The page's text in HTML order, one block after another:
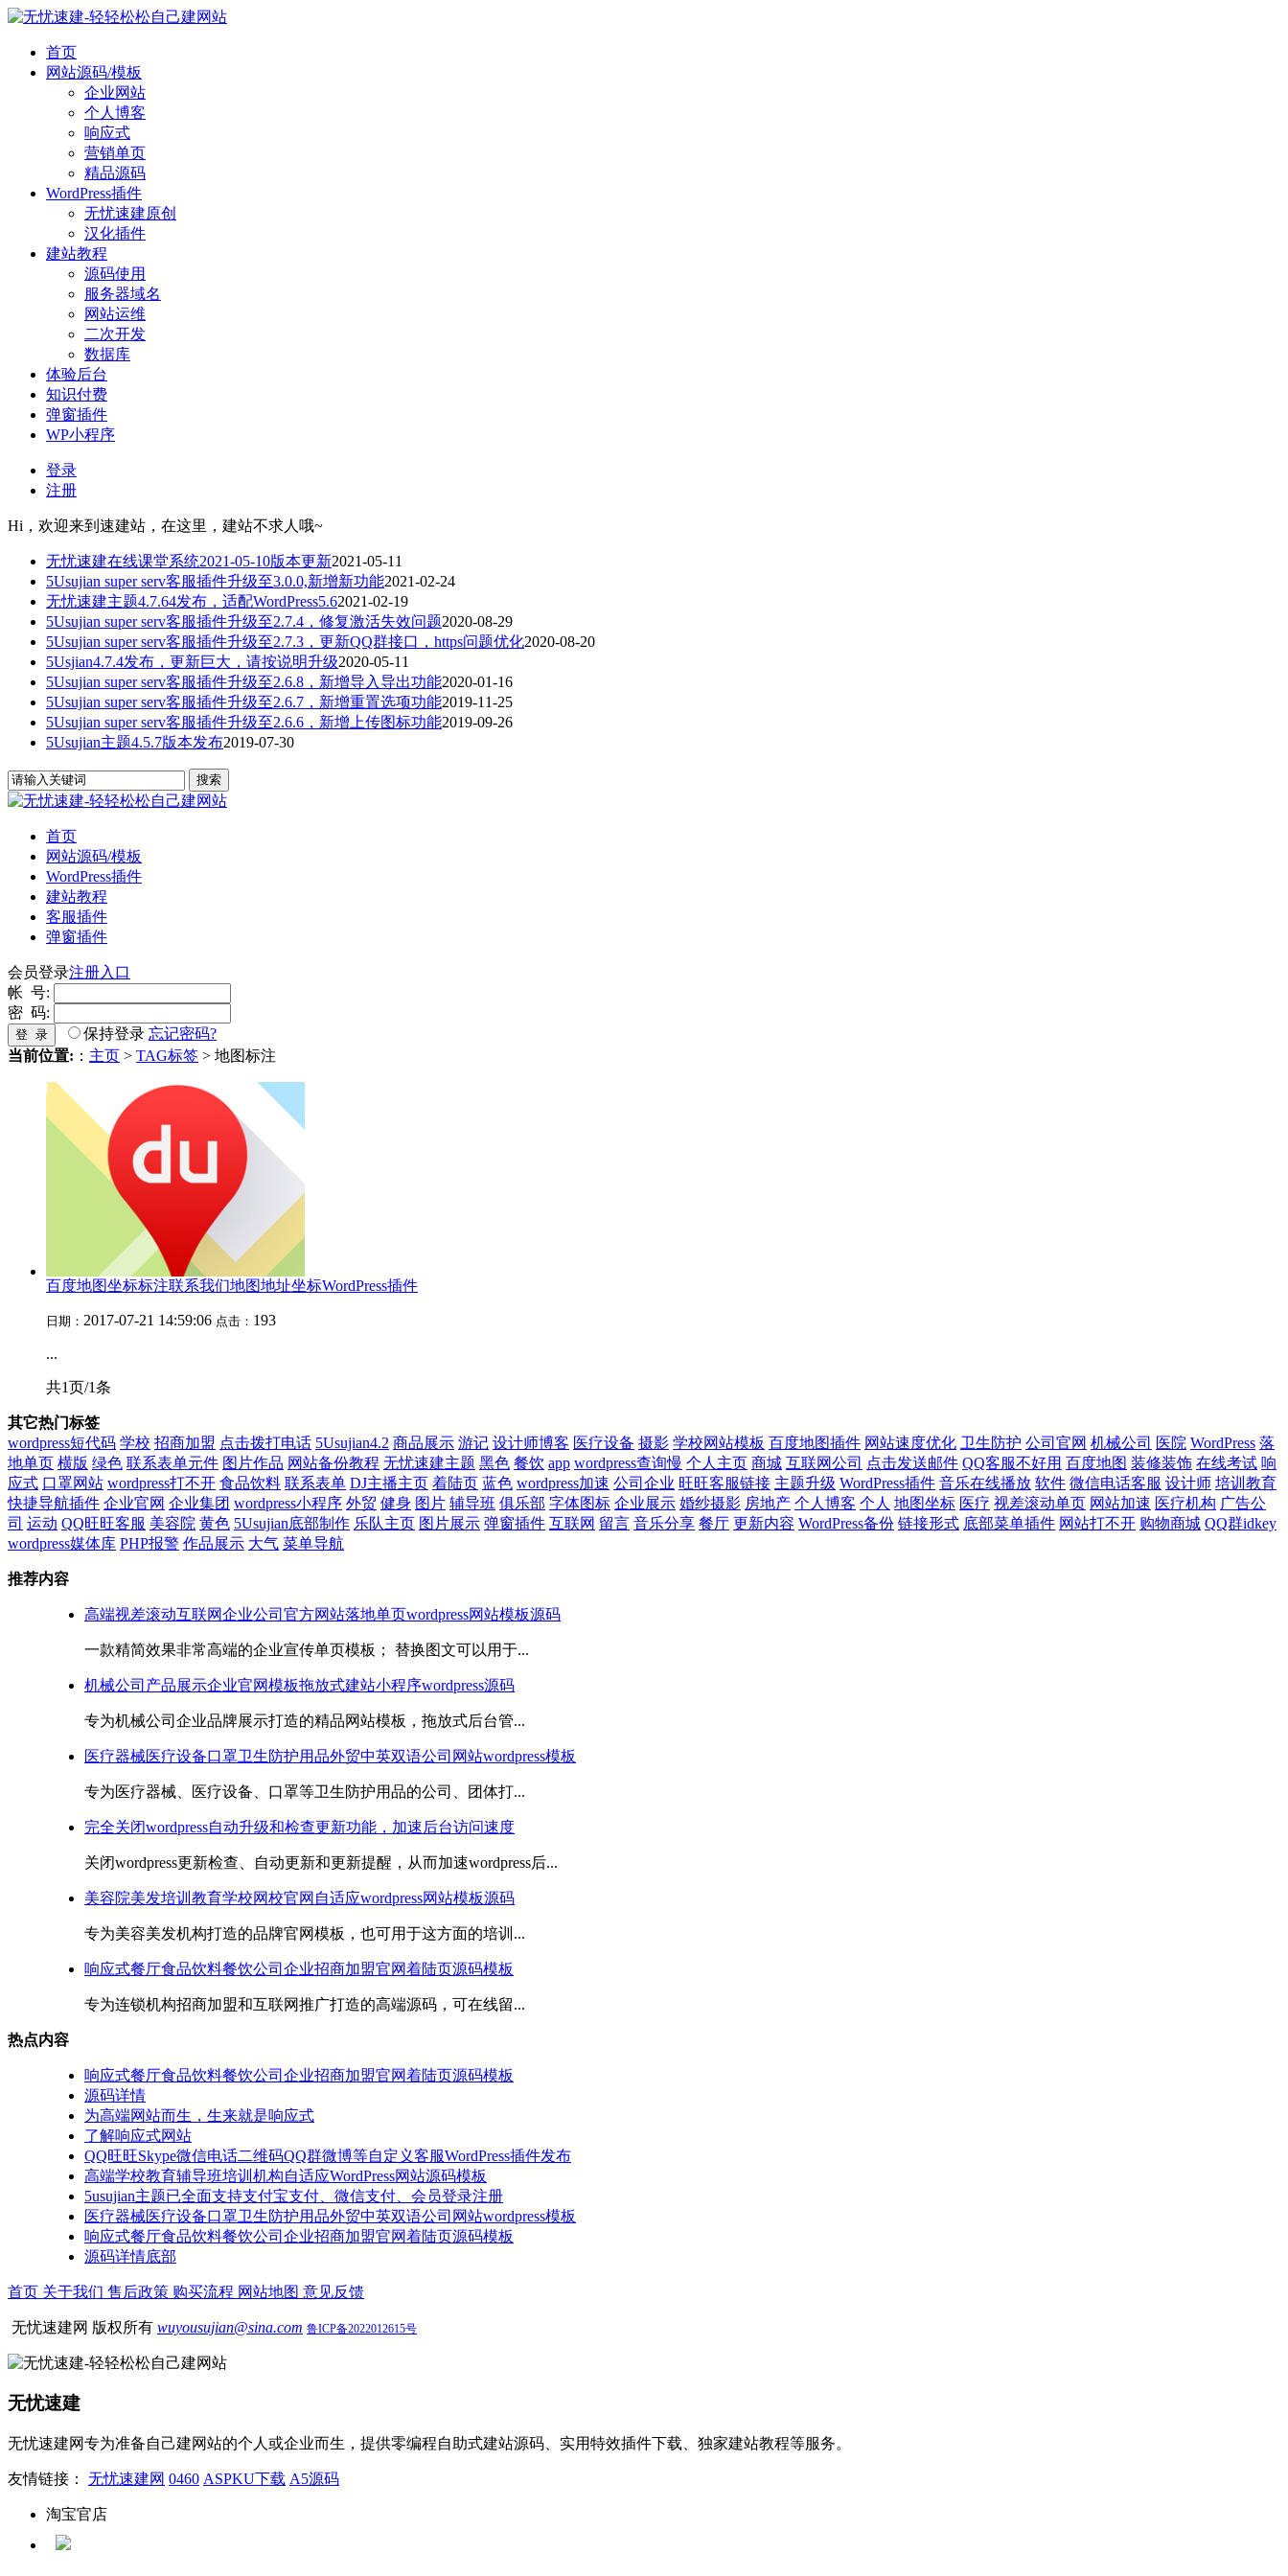
首页
网站源码/模板
企业网站
个人博客
响应式
营销单页
精品源码
WordPress插件
无忧速建原创
汉化插件
建站教程
源码使用
服务器域名
网站运维
二次开发
数据库
体验后台
知识付费
弹窗插件
WP小程序
登录
注册
Hi，欢迎来到速建站，在这里，建站不求人哦~
无忧速建在线课堂系统2021-05-10版本更新2021-05-11
5Usujian super serv客服插件升级至3.0.0,新增新功能2021-02-24
无忧速建主题4.7.64发布，适配WordPress5.62021-02-19
5Usujian super serv客服插件升级至2.7.4，修复激活失效问题2020-08-29
5Usujian super serv客服插件升级至2.7.3，更新QQ群接口，https问题优化2020-08-20
5Usjian4.7.4发布，更新巨大，请按说明升级2020-05-11
5Usujian super serv客服插件升级至2.6.8，新增导入导出功能2020-01-16
5Usujian super serv客服插件升级至2.6.7，新增重置选项功能2019-11-25
5Usujian super serv客服插件升级至2.6.6，新增上传图标功能2019-09-26
5Usujian主题4.5.7版本发布2019-07-30
首页
网站源码/模板
WordPress插件
建站教程
客服插件
弹窗插件
会员登录注册入口
帐 号:
密 码:
登 录 保持登录 忘记密码?
当前位置: ： 主页 > TAG标签 > 地图标注
百度地图坐标标注联系我们地图地址坐标WordPress插件
日期： 2017-07-21 14:59:06 点击： 193
...
共1页/1条
其它热门标签
wordpress短代码 学校 招商加盟 点击拨打电话 5Usujian4.2 商品展示 游记 设计师博客 医疗设备 摄影 学校网站模板 百度地图插件 网站速度优化 卫生防护 公司官网 机械公司 医院 WordPress 落
地单页 横版 绿色 联系表单元件 图片作品 网站备份教程 无忧速建主题 黑色 餐饮 app wordpress查询慢 个人主页 商城 互联网公司 点击发送邮件 QQ客服不好用 百度地图 装修装饰 在线考试 响
应式 口罩网站 wordpress打不开 食品饮料 联系表单 DJ主播主页 着陆页 蓝色 wordpress加速 公司企业 旺旺客服链接 主题升级 WordPress插件 音乐在线播放 软件 微信电话客服 设计师 培训教育
快捷导航插件 企业官网 企业集团 wordpress小程序 外贸 健身 图片 辅导班 俱乐部 字体图标 企业展示 婚纱摄影 房地产 个人博客 个人 地图坐标 医疗 视差滚动单页 网站加速 医疗机构 广告公
司 运动 QQ旺旺客服 美容院 黄色 5Usujian底部制作 乐队主页 图片展示 弹窗插件 互联网 留言 音乐分享 餐厅 更新内容 WordPress备份 链接形式 底部菜单插件 网站打不开 购物商城 QQ群idkey
wordpress媒体库 PHP报警 作品展示 大气 菜单导航
推荐内容
高端视差滚动互联网企业公司官方网站落地单页wordpress网站模板源码
一款精简效果非常高端的企业宣传单页模板； 替换图文可以用于...
机械公司产品展示企业官网模板拖放式建站小程序wordpress源码
专为机械公司企业品牌展示打造的精品网站模板，拖放式后台管...
医疗器械医疗设备口罩卫生防护用品外贸中英双语公司网站wordpress模板
专为医疗器械、医疗设备、口罩等卫生防护用品的公司、团体打...
完全关闭wordpress自动升级和检查更新功能，加速后台访问速度
关闭wordpress更新检查、自动更新和更新提醒，从而加速wordpress后...
美容院美发培训教育学校网校官网自适应wordpress网站模板源码
专为美容美发机构打造的品牌官网模板，也可用于这方面的培训...
响应式餐厅食品饮料餐饮公司企业招商加盟官网着陆页源码模板
专为连锁机构招商加盟和互联网推广打造的高端源码，可在线留...
热点内容
响应式餐厅食品饮料餐饮公司企业招商加盟官网着陆页源码模板
源码详情
为高端网站而生，生来就是响应式
了解响应式网站
QQ旺旺Skype微信电话二维码QQ群微博等自定义客服WordPress插件发布
高端学校教育辅导班培训机构自适应WordPress网站源码模板
5usujian主题已全面支持支付宝支付、微信支付、会员登录注册
医疗器械医疗设备口罩卫生防护用品外贸中英双语公司网站wordpress模板
响应式餐厅食品饮料餐饮公司企业招商加盟官网着陆页源码模板
源码详情底部
首页 关于我们 售后政策 购买流程 网站地图 意见反馈
无忧速建网 版权所有 wuyousujian@sina.com 鲁ICP备2022012615号
无忧速建
无忧速建网专为准备自己建网站的个人或企业而生，提供零编程自助式建站源码、实用特效插件下载、独家建站教程等服务。
友情链接： 无忧速建网 0460 ASPKU下载 A5源码
淘宝官店